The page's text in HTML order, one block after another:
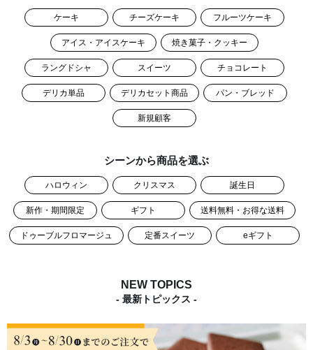
ケーキ チーズケーキ フルーツケーキ
アイス・アイスケーキ 焼き菓子・クッキー
ラングドシャ スイーツ チョコレート
デリカ単品 デリカセット商品 パン・ブレッド
新規顧客
シーンから商品を選ぶ
ハロウィン クリスマス 誕生日
新作・期間限定 ギフト 送料無料・お得な送料
ドゥーブルフロマージュ 定番スイーツ eギフト
NEW TOPICS
- 最新トピックス -